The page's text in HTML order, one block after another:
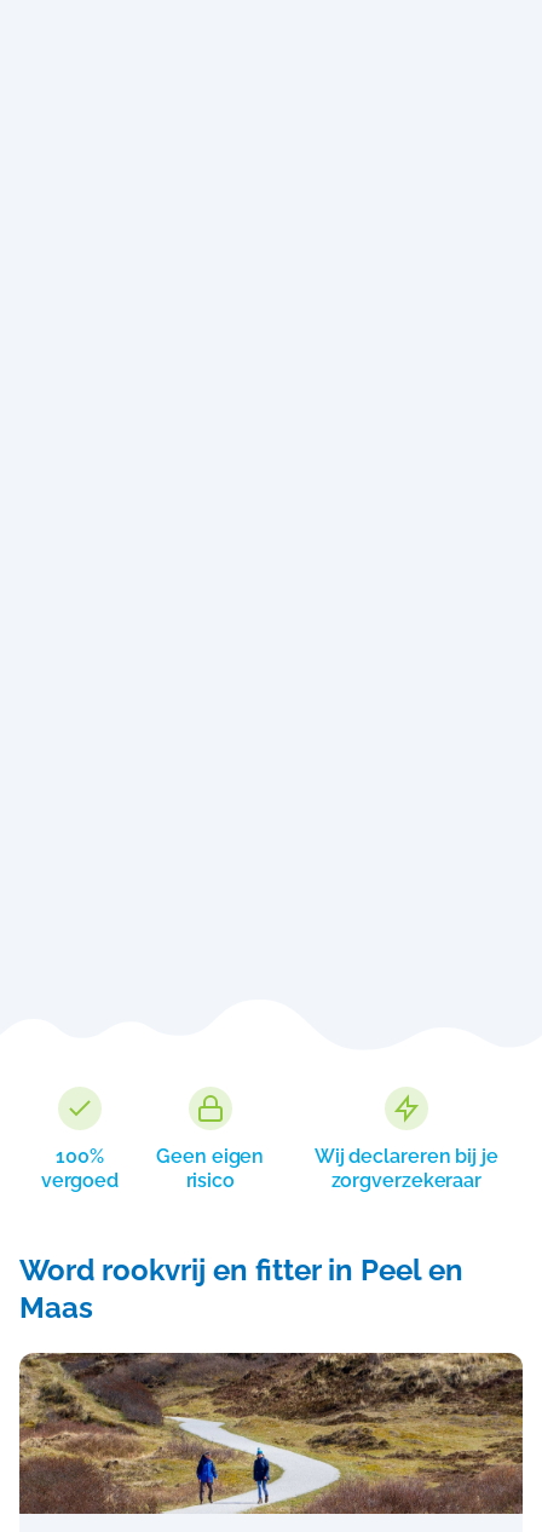
100%
vergoed
Geen eigen
risico
Wij declareren bij je
zorgverzekeraar
Word rookvrij en fitter in Peel en
Maas